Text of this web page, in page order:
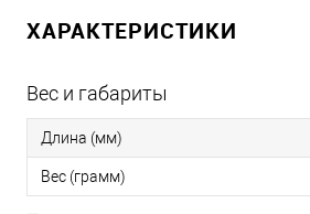
ХАРАКТЕРИСТИКИ
Вес и габариты
Длина (мм)
Вес (грамм)